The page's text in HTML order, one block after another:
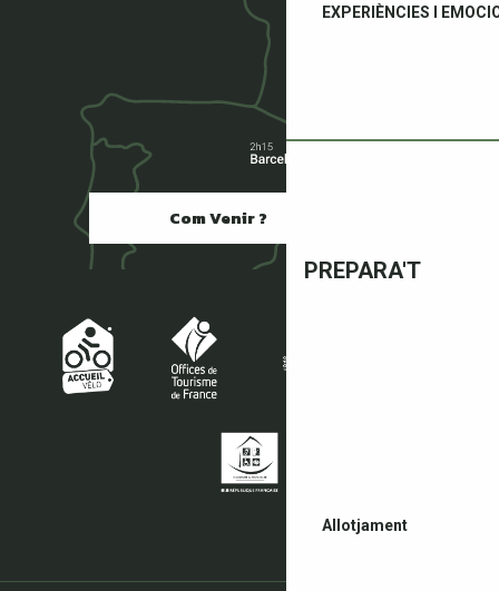
EXPERIÈNCIES I
PREPARA'T
Allotjament
Com Venir ?